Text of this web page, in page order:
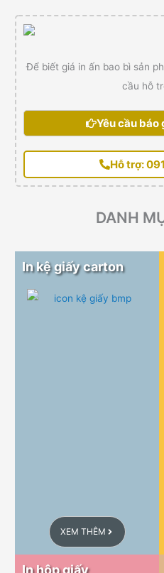
Để biết giá in ấn bao bì sản
cầu hỗ
Yêu cầu báo
Hỗ trợ:
DANH
In kệ giấy carton
XEM THÊM